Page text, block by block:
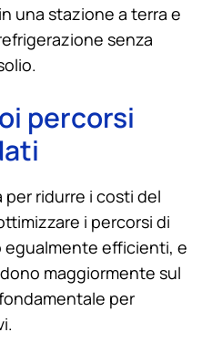
una stazione a terra e
senza
percorsi
per ridurre i costi del
i percorsi di
efficienti, e
maggiormente sul
per